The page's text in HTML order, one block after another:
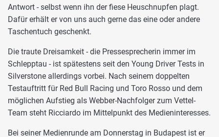
Antwort - selbst wenn ihn der fiese Heuschnupfen plagt.
Dafür erhält er von uns auch gerne das eine oder andere
Taschentuch geschenkt.
Die traute Dreisamkeit - die Pressesprecherin immer im
Schlepptau - ist spätestens seit den Young Driver Tests in
Silverstone allerdings vorbei. Nach seinem doppelten
Testauftritt für Red Bull Racing und Toro Rosso und dem
möglichen Aufstieg als Webber-Nachfolger zum Vettel-
Team steht Ricciardo im Mittelpunkt des Medieninteresses.
Bei seiner Medienrunde am Donnerstag in Budapest ist er